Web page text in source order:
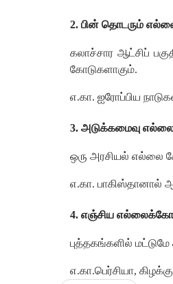
2. பின் தொடரும்
கலாச்சார ஆட்சிப்
கோடுகளாகும்.
எ.கா. ஐரோப்பிய
3. அடுக்கமைவு
ஒரு அரசியல் எல்லை
எ.கா. பாகிஸ்தானால்
4. எஞ்சிய
புத்தகங்களில்
எ.கா.பெர்சியா,